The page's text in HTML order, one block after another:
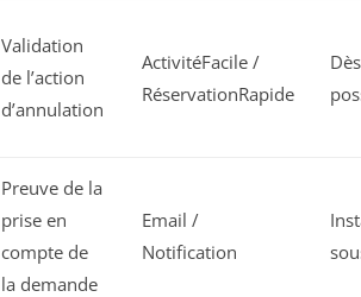
Validation
de l’action
d’annulation
ActivitéFacile /
RéservationRapide
Preuve de la
prise en
compte de
la demande
Email /
Notification